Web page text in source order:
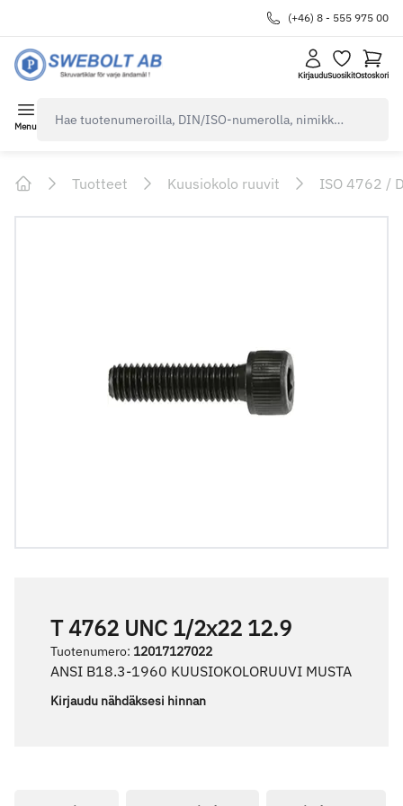
(+46) 8 - 555 975 00
KirjauduSuosikitOstoskori
Menu
Tuotteet Kuusiokolo ruuvit ISO 4762 /
T 4762 UNC 1/2x22 12.9
Tuotenumero: 12017127022
ANSI B18.3-1960 KUUSIOKOLORUUVI MUSTA
Kirjaudu nähdäksesi hinnan